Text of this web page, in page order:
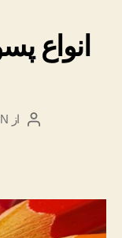
انواع
نویسندهٔ
از